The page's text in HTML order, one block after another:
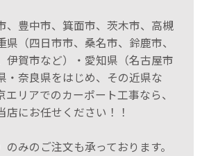
、豊中市、箕面市、茨木市、高槻
県（四日市市、桑名市、鈴鹿市、
伊賀市など）・愛知県（名古屋市
・奈良県をはじめ、その近県な
エリアでのカーポート工事なら、
店にお任せください！！
みのご注文も承っております。